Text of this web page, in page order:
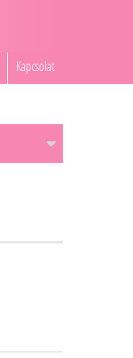
Kapcsolat